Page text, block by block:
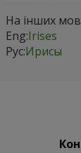
На інших
Eng:Irises
Рус:Ирисы